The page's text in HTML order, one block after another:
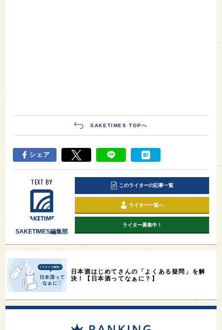
SAKETIMES TOPへ
シェア
TEXT BY
SAKETIMES編集部
このライターの記事一覧
ライター一覧へ
ライター募集中！
日本酒はじめてさんの「よくある疑問」を解
決！【日本酒ってなぁに？】